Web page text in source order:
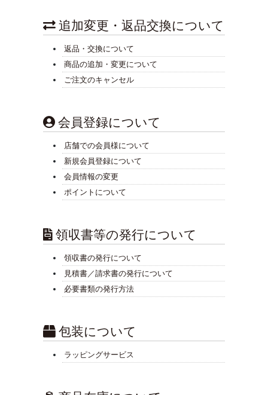
追加変更・返品交換について
返品・交換について
商品の追加・変更について
ご注文のキャンセル
会員登録について
店舗での会員様について
新規会員登録について
会員情報の変更
ポイントについて
領収書等の発行について
領収書の発行について
見積書／請求書の発行について
必要書類の発行方法
包装について
ラッピングサービス